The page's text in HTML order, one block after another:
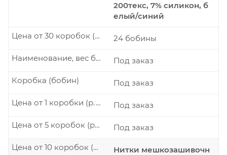
200текс, 7% силикон, б
елый/синий
24 бобины
Цена от 30 коробок (р./шт.)
Под заказ
Наименование, вес бобины
Под заказ
Коробка (бобин)
Под заказ
Цена от 1 коробки (р./шт.)
Под заказ
Цена от 5 коробок (р./шт.)
Нитки мешкозашивочн
Цена от 10 коробок (р./шт.)